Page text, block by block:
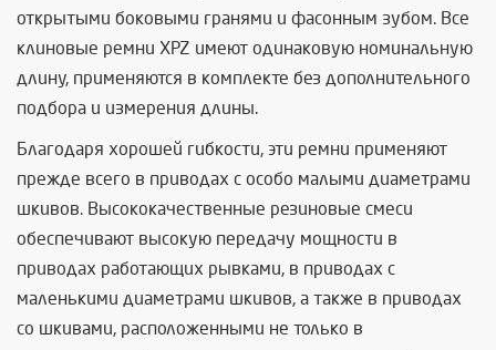
открытыми боковыми гранями и фасонным зубом. Все
клиновые ремни XPZ имеют одинаковую номинальную
длину, применяются в комплекте без дополнительного
подбора и измерения длины.
Благодаря хорошей гибкости, эти ремни применяют
прежде всего в приводах с особо малыми диаметрами
шкивов. Высококачественные резиновые смеси
обеспечивают высокую передачу мощности в
приводах работающих рывками, в приводах с
маленькими диаметрами шкивов, а также в приводах
со шкивами, расположенными не только в